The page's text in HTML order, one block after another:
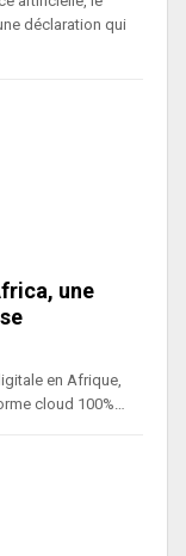
déclaration qui
une
en Afrique,
cloud 100%…